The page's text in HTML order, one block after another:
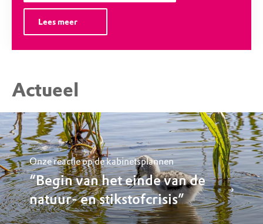
Lees meer
Actueel
Onze reactie op de kabinetsplannen
“Begin van het einde van de
natuur- en stikstofcrisis”